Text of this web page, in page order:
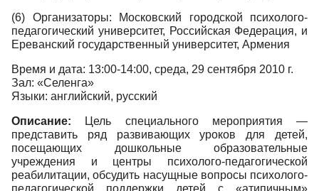
(6) Организаторы: Московский городской психолого-
педагогический университет, Российская Федерация, и
Ереванский государственный университет, Армения
Время и дата: 13:00-14:00, среда, 29 сентября 2010 г.
Зал: «Селенга»
Языки: английский, русский
Описание: Цель специального мероприятия —
представить ряд развивающих уроков для детей,
посещающих дошкольные образовательные
учреждения и центры психолого-педагогической
реабилитации, обсудить насущные вопросы психолого-